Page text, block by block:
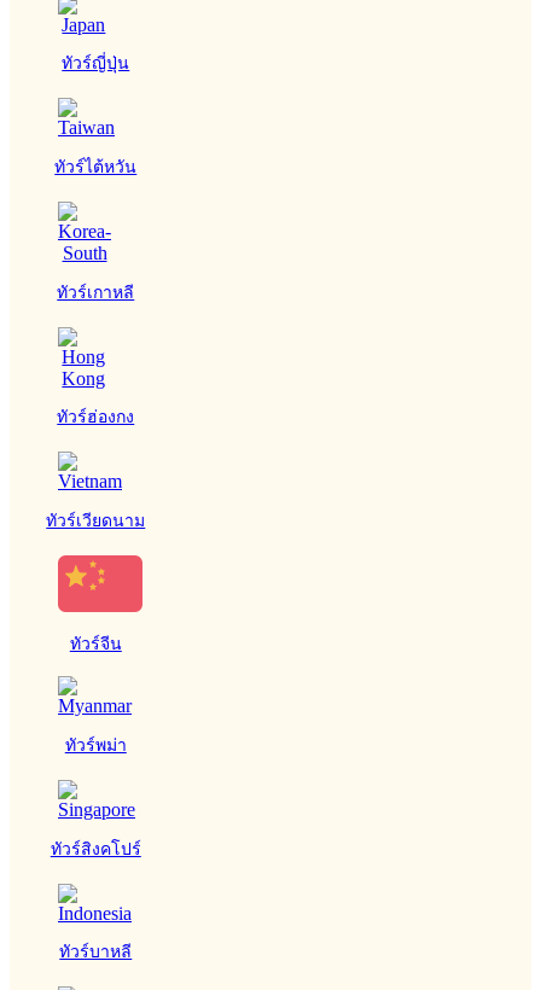
ทัวร์ญี่ปุ่น
ทัวร์ไต้หวัน
ทัวร์เกาหลี
ทัวร์ฮ่องกง
ทัวร์เวียดนาม
ทัวร์จีน
ทัวร์พม่า
ทัวร์สิงคโปร์
ทัวร์บาหลี